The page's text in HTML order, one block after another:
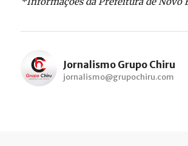
Jornalismo Grupo Chiru
jornalismo@grupochiru.com